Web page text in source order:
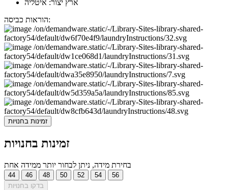
ארץ יצור: איטליה
הוראות כביסה:
זמינות בחנויות
זמינות בחנויות
בחירת מידה, ניתן לבחור יותר ממידה אחת
44 46 48 50 52 54
56
בדקו בחנויות